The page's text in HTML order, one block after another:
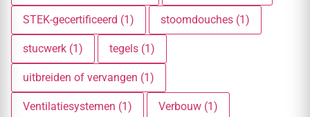
STEK-gecertificeerd (1) stoomdouches (1)
stucwerk (1) tegels (1)
uitbreiden of vervangen (1)
Ventilatiesystemen (1) Verbouw (1)